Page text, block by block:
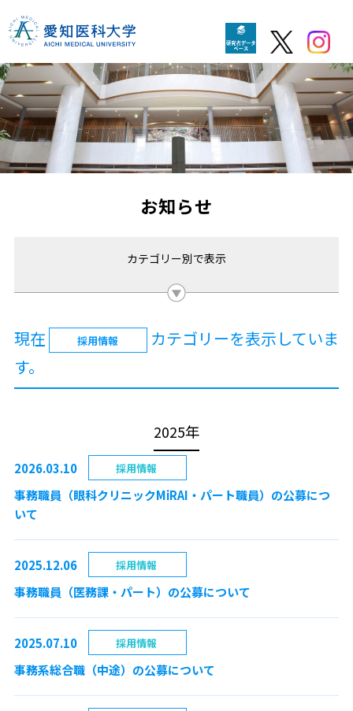
お知らせ
カテゴリー別で表示
現在 採用情報
カテゴリーを表示していま
す。
2025年
2026.03.10 採用情報
事務職員（眼科クリニックMiRAI・パート職員）の公募につ
いて
2025.12.06 採用情報
事務職員（医務課・パート）の公募について
2025.07.10 採用情報
事務系総合職（中途）の公募について